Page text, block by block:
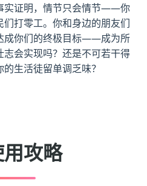
实证明，情节只会情节——你
打零工。你和身边的朋友们
成你们的终极目标——成为所
会实现吗？还是不可若干得
生活徒留单调乏味？
用攻略